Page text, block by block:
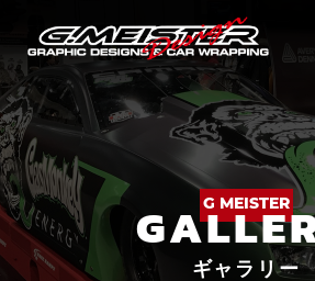
G MEISTER
ギャラリー